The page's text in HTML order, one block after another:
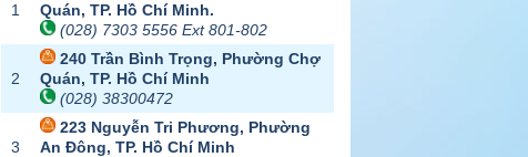
1
Quán, TP. Hồ Chí Minh.
(028) 7303 5556 Ext 801-802
2
240 Trần Bình Trọng, Phường Chợ
Quán, TP. Hồ Chí Minh
(028) 38300472
3
223 Nguyễn Tri Phương, Phường
An Đông, TP. Hồ Chí Minh